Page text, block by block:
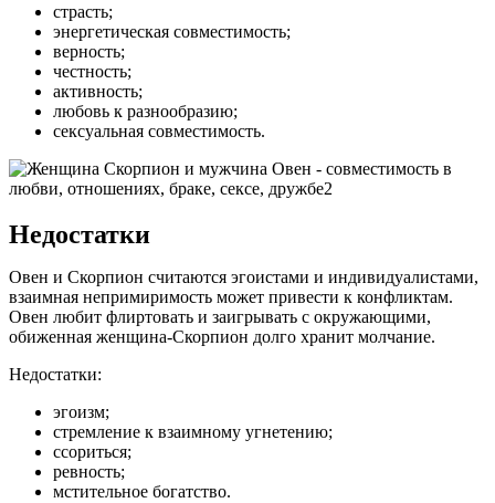
страсть;
энергетическая совместимость;
верность;
честность;
активность;
любовь к разнообразию;
сексуальная совместимость.
Недостатки
Овен и Скорпион считаются эгоистами и индивидуалистами,
взаимная непримиримость может привести к конфликтам.
Овен любит флиртовать и заигрывать с окружающими,
обиженная женщина-Скорпион долго хранит молчание.
Недостатки:
эгоизм;
стремление к взаимному угнетению;
ссориться;
ревность;
мстительное богатство.